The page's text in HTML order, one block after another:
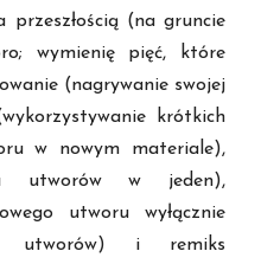
przeszłością (na gruncie
wymienię pięć, które
(nagrywanie swojej
krótkich
w nowym materiale),
utworów w jeden),
utworu wyłącznie
utworów) i remiks